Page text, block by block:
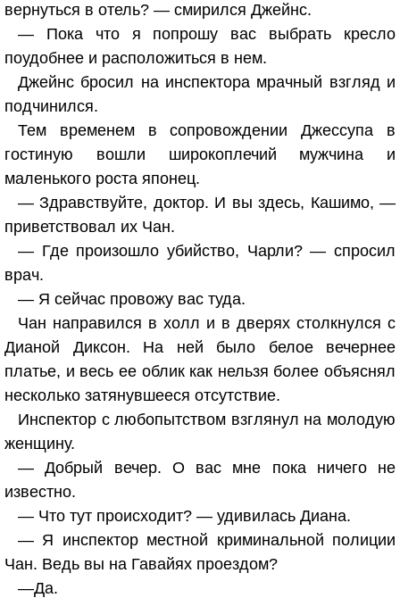
вернуться в отель? — смирился Джейнс.
— Пока что я попрошу вас выбрать кресло
поудобнее и расположиться в нем.
Джейнс бросил на инспектора мрачный взгляд и
подчинился.
Тем временем в сопровождении Джессупа в
гостиную вошли широкоплечий мужчина и
маленького роста японец.
— Здравствуйте, доктор. И вы здесь, Кашимо, —
приветствовал их Чан.
— Где произошло убийство, Чарли? — спросил
врач.
— Я сейчас провожу вас туда.
Чан направился в холл и в дверях столкнулся с
Дианой Диксон. На ней было белое вечернее
платье, и весь ее облик как нельзя более объяснял
несколько затянувшееся отсутствие.
Инспектор с любопытством взглянул на молодую
женщину.
— Добрый вечер. О вас мне пока ничего не
известно.
— Что тут происходит? — удивилась Диана.
— Я инспектор местной криминальной полиции
Чан. Ведь вы на Гавайях проездом?
—Да.